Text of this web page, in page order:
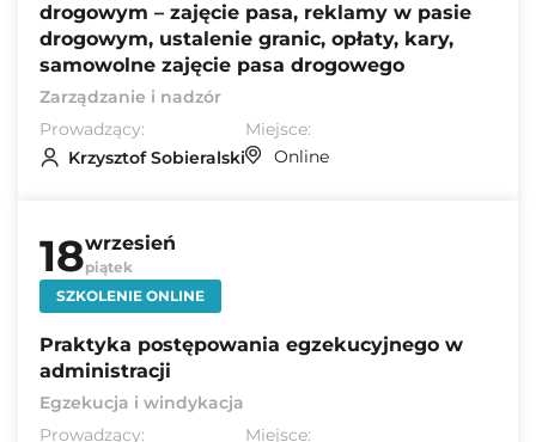
drogowym – zajęcie pasa, reklamy w pasie
drogowym, ustalenie granic, opłaty, kary,
samowolne zajęcie pasa drogowego
Zarządzanie i nadzór
Prowadzący:
Krzysztof Sobieralski
Miejsce:
Online
18wrzesień
piątek
SZKOLENIE ONLINE
Praktyka postępowania egzekucyjnego w
administracji
Egzekucja i windykacja
Prowadzący:
Miejsce: